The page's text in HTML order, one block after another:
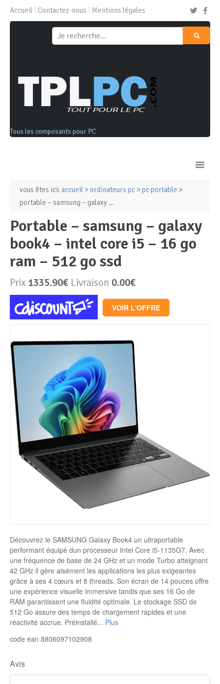
Accueil Contactez-nous Mentions légales
Tous les composants pour PC
Ordinateurs & Tablettes
PC de bureau
Mini PC
PC Tout-en-un
PC en kit
Barebone
Tablettes
Boitier PC
Carte graphique
Carte mère
Mémoire PC
Mémoire Notebook
Processeur
Disque SSD
Périphériques & Réseaux
Clavier & Souris
Ecran PC
Imprimante
Réseaux
vous êtes ici: accueil > ordinateurs pc > pc portable >
portable – samsung – galaxy ...
portable – samsung – galaxy
book4 – intel core i5 – 16 go
ram – 512 go ssd
Prix 1335.90€ Livraison 0.00€
VOIR L'OFFRE
Découvrez le SAMSUNG Galaxy Book4 un ultraportable
performant équipé dun processeur Intel Core i5-1135G7. Avec
une fréquence de base de 24 GHz et un mode Turbo atteignant
42 GHz il gère aisément les applications les plus exigeantes
grâce à ses 4 cœurs et 8 threads. Son écran de 14 pouces offre
une expérience visuelle immersive tandis que ses 16 Go de
RAM garantissent une fluidité optimale. Le stockage SSD de
512 Go assure des temps de chargement rapides et une
réactivité accrue. Préinstallé... Plus
code ean 8806097102908
Avis